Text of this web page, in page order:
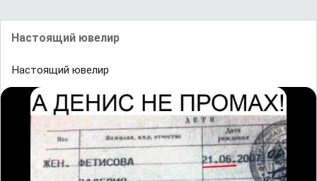
Настоящий ювелир
Настоящий ювелир